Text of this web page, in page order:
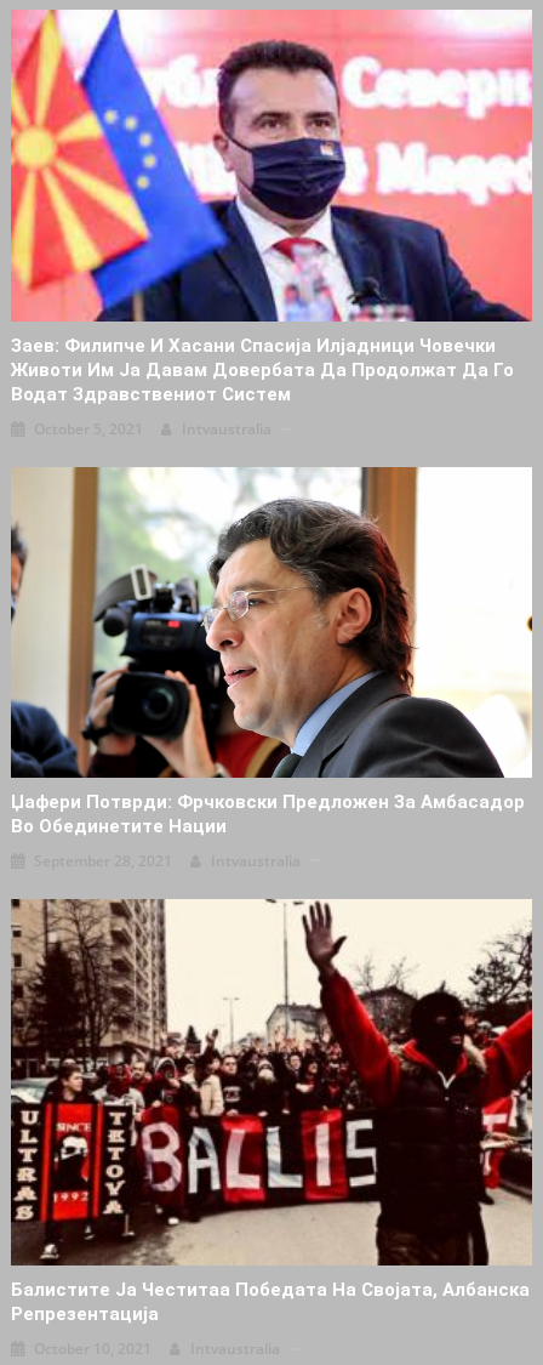
Заев: Филипче И Хасани Спacија Илјадници Човечки
Животи Им Ја Давам Довeрбата Да Продолжат Да Го
Водат Здравствениот Систем
Џафери Потврди: Фрчковски Предложен За Амбасадор
Во Обединетите Нации
Балистите Ја Честитаа Победата На Својата, Албанска
Репрезентација